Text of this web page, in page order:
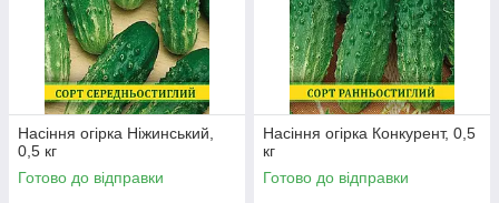
Насіння огірка Ніжинський,
0,5 кг
Готово до відправки
Насіння огірка Конкурент, 0,5
кг
Готово до відправки